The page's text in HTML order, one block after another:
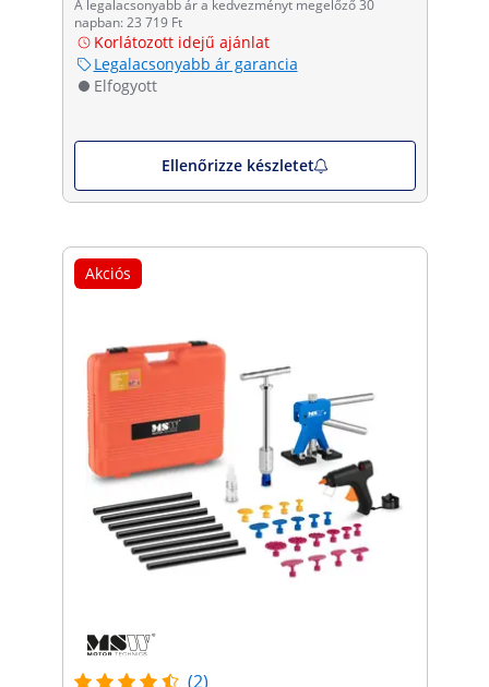
A legalacsonyabb ár a kedvezményt megelőző 30
napban: 23 719 Ft
Korlátozott idejű ajánlat
Legalacsonyabb ár garancia
Elfogyott
Ellenőrizze készletet
Akciós
(2)